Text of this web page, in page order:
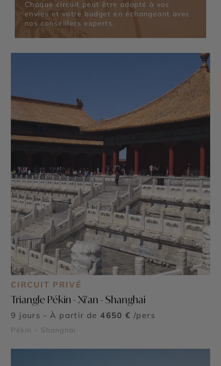
Chaque circuit peut être adapté à vos
envies et votre budget en échangeant avec
nos conseillers experts.
CIRCUIT PRIVÉ
Triangle Pékin - Xi'an - Shanghai
9 jours - À partir de 4650 € /pers
Pékin - Shanghai